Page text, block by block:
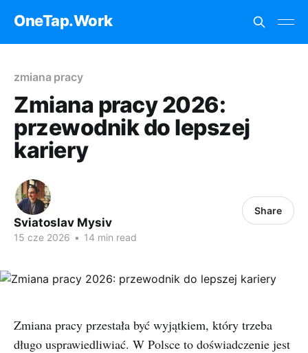
OneTap.Work
zmiana pracy
Zmiana pracy 2026:
przewodnik do lepszej
kariery
Sviatoslav Mysiv
15 cze 2026 • 14 min read
Share
Zmiana pracy przestała być wyjątkiem, który trzeba
długo usprawiedliwiać. W Polsce to doświadczenie jest